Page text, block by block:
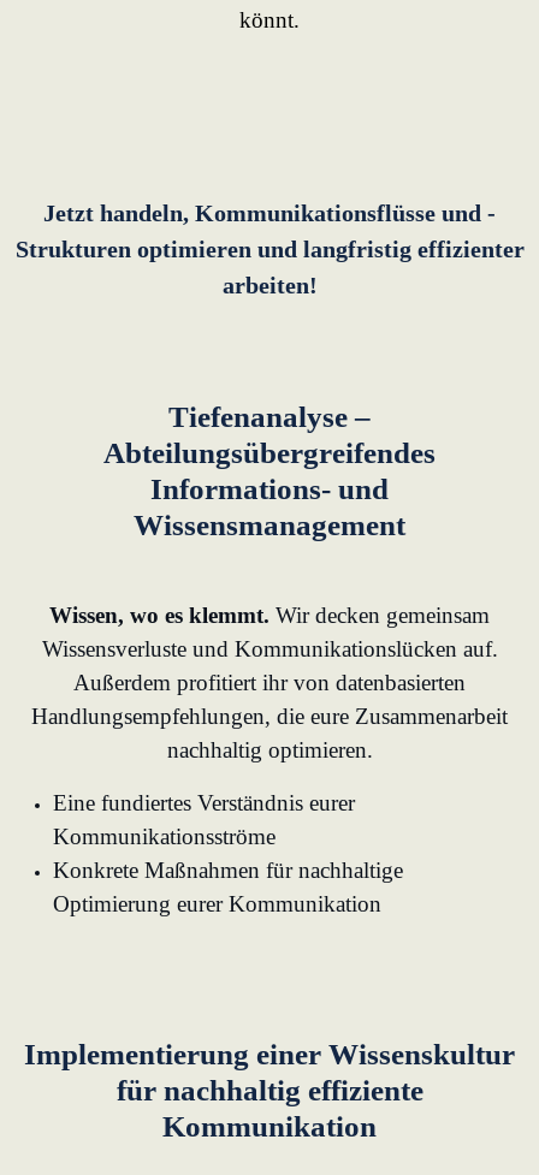
könnt.
Tiefenanalyse –
Abteilungsübergreifendes
Informations- und
Wissensmanagement
Wissen, wo es klemmt. Wir decken gemeinsam
Wissensverluste und Kommunikationslücken auf.
Außerdem profitiert ihr von datenbasierten
Handlungsempfehlungen, die eure Zusammenarbeit
nachhaltig optimieren.
Eine fundiertes Verständnis eurer
Kommunikationsströme
Konkrete Maßnahmen für nachhaltige
Optimierung eurer Kommunikation
Implementierung einer Wissenskultur
für nachhaltig effiziente
Kommunikation
Jetzt handeln, Kommunikationsflüsse und -
Strukturen optimieren und langfristig effizienter
arbeiten!